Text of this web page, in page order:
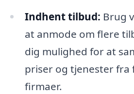
Indhent tilbud: Brug
at anmode om flere
dig mulighed for at
priser og tjenester fra
firmaer.